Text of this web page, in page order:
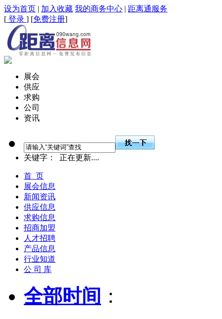
设为首页 | 加入收藏 我的商务中心 | 距离通服务
[ 登录 ] [免费注册]
展会
供应
求购
公司
资讯
关键字： 正在更新....
首 页
展会信息
新闻资讯
供应信息
求购信息
招商加盟
人才招聘
产品信息
行业知道
公 司 库
全部时间 ：